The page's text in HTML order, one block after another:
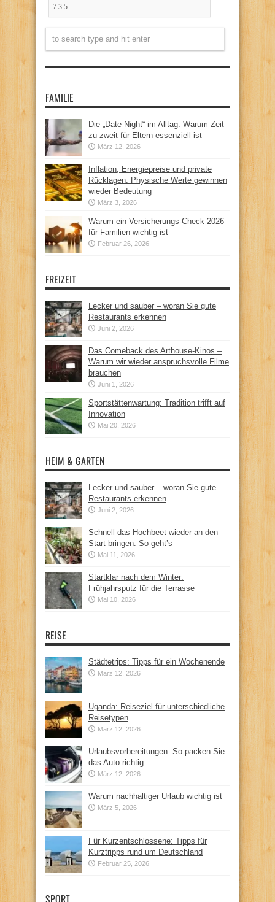
FAMILIE
Die „Date Night“ im Alltag: Warum Zeit
zu zweit für Eltern essenziell ist
März 12, 2026
Inflation, Energiepreise und private
Rücklagen: Physische Werte gewinnen
wieder Bedeutung
März 3, 2026
Warum ein Versicherungs-Check 2026
für Familien wichtig ist
Februar 26, 2026
FREIZEIT
Lecker und sauber – woran Sie gute
Restaurants erkennen
Juni 2, 2026
Das Comeback des Arthouse-Kinos –
Warum wir wieder anspruchsvolle Filme
brauchen
Juni 1, 2026
Sportstättenwartung: Tradition trifft auf
Innovation
Mai 20, 2026
HEIM & GARTEN
Lecker und sauber – woran Sie gute
Restaurants erkennen
Juni 2, 2026
Schnell das Hochbeet wieder an den
Start bringen: So geht’s
Mai 11, 2026
Startklar nach dem Winter:
Frühjahrsputz für die Terrasse
Mai 10, 2026
REISE
Städtetrips: Tipps für ein Wochenende
März 12, 2026
Uganda: Reiseziel für unterschiedliche
Reisetypen
März 12, 2026
Urlaubsvorbereitungen: So packen Sie
das Auto richtig
März 12, 2026
Warum nachhaltiger Urlaub wichtig ist
März 5, 2026
Für Kurzentschlossene: Tipps für
Kurztripps rund um Deutschland
Februar 25, 2026
SPORT